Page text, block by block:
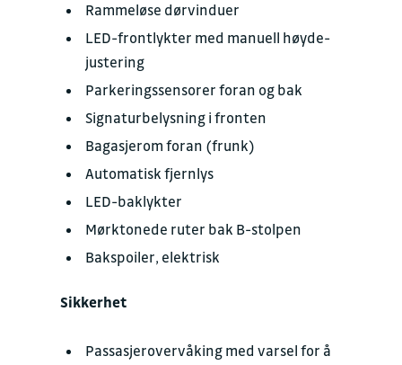
Ram­melø­se dørvin­duer
LED-fron­t­lyk­ter med ma­nuell høyde­
juste­ring
Par­ke­rings­sen­so­rer foran og bak
Sig­na­tur­be­lys­ning i fron­ten
Ba­ga­sje­rom foran (frunk)
Auto­matisk fjernlys
LED-bak­lyk­ter
Mørk­tone­de ruter bak B-stol­pen
Bak­spoi­ler, elek­trisk
Sikkerhet
Pas­sa­sjer­over­vå­king med var­sel for å